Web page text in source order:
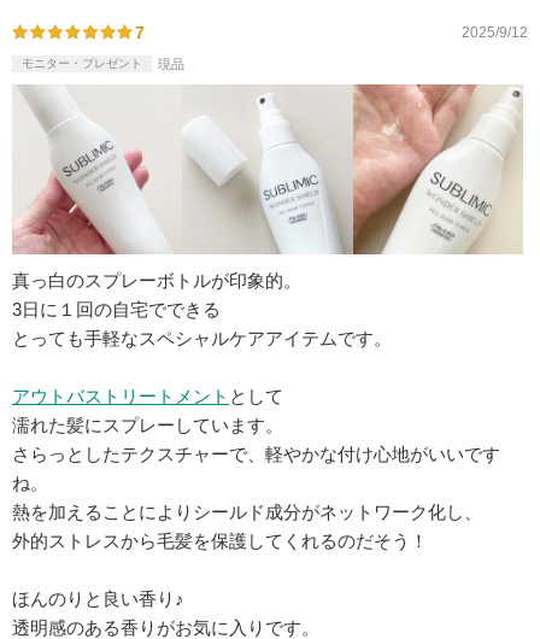
7 2025/9/12
モニター・プレゼント 現品
真っ白のスプレーボトルが印象的。
3日に１回の自宅でできる
とっても手軽なスペシャルケアアイテムです。
アウトバストリートメント として
濡れた髪にスプレーしています。
さらっとしたテクスチャーで、軽やかな付け心地がいいです
ね。
熱を加えることによりシールド成分がネットワーク化し、
外的ストレスから毛髪を保護してくれるのだそう！
ほんのりと良い香り♪
透明感のある香りがお気に入りです。